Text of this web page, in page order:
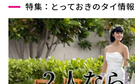
特集：とっておきのタイ情報